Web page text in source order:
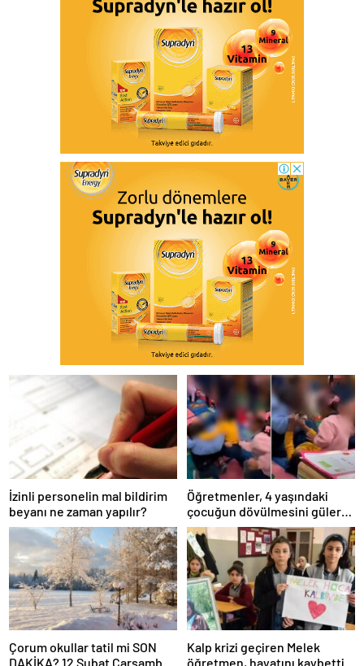
İzinli personelin mal bildirim
beyanı ne zaman yapılır?
Öğretmenler, 4 yaşındaki
çocuğun dövülmesini gülerek
izledi
Çorum okullar tatil mi SON
DAKİKA? 12 Şubat Çarşamba
Kalp krizi geçiren Melek
öğretmen, hayatını kaybetti